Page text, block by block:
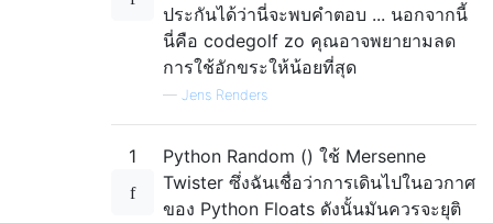
ประกันได้ว่านี่จะพบคำตอบ ... นอกจากนี้
นี่คือ codegolf zo คุณอาจพยายามลด
การใช้อักขระให้น้อยที่สุด
— Jens Renders
1
Python Random () ใช้ Mersenne
Twister ซึ่งฉันเชื่อว่าการเดินไปในอวกาศ
ของ Python Floats ดังนั้นมันควรจะยุติ